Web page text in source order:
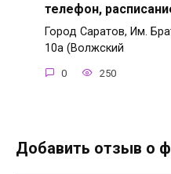
телефон,
Город Саратов, Им.
10а (Волжский
0 250
Добавить отзыв о